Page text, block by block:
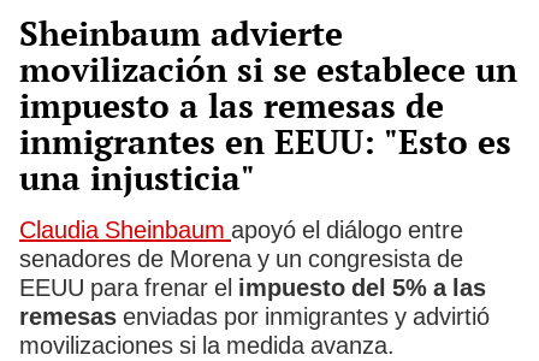
Sheinbaum advierte
movilización si se establece un
impuesto a las remesas de
inmigrantes en EEUU: "Esto es
una injusticia"
Claudia Sheinbaum apoyó el diálogo entre
senadores de Morena y un congresista de
EEUU para frenar el impuesto del 5% a las
remesas enviadas por inmigrantes y advirtió
movilizaciones si la medida avanza.